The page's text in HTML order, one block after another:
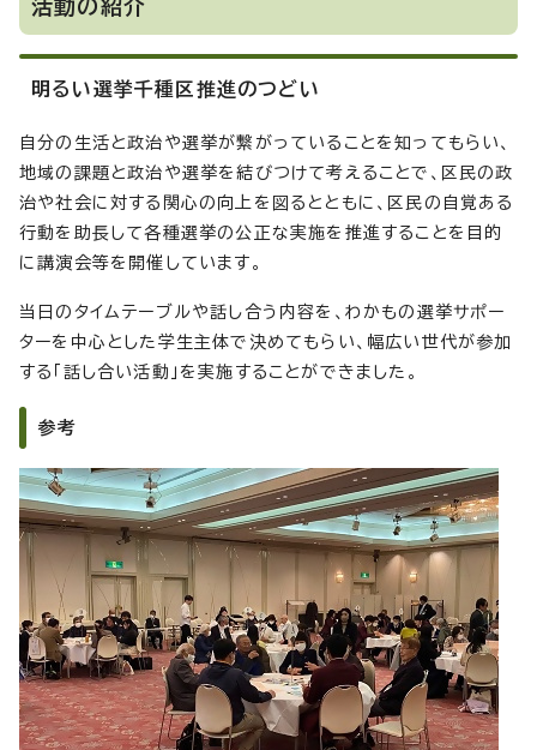
活動の紹介
明るい選挙千種区推進のつどい
自分の生活と政治や選挙が繋がっていることを知ってもらい、
地域の課題と政治や選挙を結びつけて考えることで、区民の政
治や社会に対する関心の向上を図るとともに、区民の自覚ある
行動を助長して各種選挙の公正な実施を推進することを目的
に講演会等を開催しています。
当日のタイムテーブルや話し合う内容を、わかもの選挙サポー
ターを中心とした学生主体で決めてもらい、幅広い世代が参加
する「話し合い活動」を実施することができました。
参考